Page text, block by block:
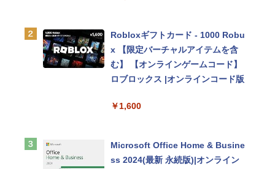
￥119,800
tomtoc 360°保護 15.6 16インチ パ
S HP dynabook Lenovo対応
Robloxギフトカード - 1000 Robu
x 【限定バーチャルアイテムを含
む】 【オンラインゲームコード】
ロブロックス |オンラインコード版
￥1,600
Microsoft Office Home & Busine
ss 2024(最新 永続版)|オンライン